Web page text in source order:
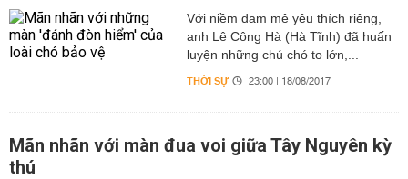
Với niềm đam mê yêu thích riêng,
anh Lê Công Hà (Hà Tĩnh) đã huấn
luyện những chú chó to lớn,...
THỜI SỰ 23:00 | 18/08/2017
Mãn nhãn với màn đua voi giữa Tây Nguyên kỳ
thú